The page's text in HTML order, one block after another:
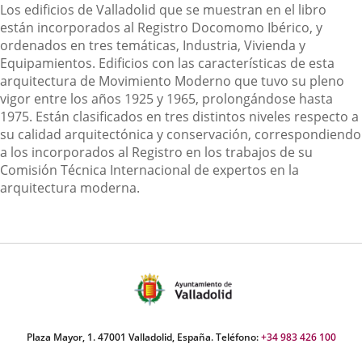
Los edificios de Valladolid que se muestran en el libro
están incorporados al Registro Docomomo Ibérico, y
ordenados en tres temáticas, Industria, Vivienda y
Equipamientos. Edificios con las características de esta
arquitectura de Movimiento Moderno que tuvo su pleno
vigor entre los años 1925 y 1965, prolongándose hasta
1975. Están clasificados en tres distintos niveles respecto a
su calidad arquitectónica y conservación, correspondiendo
a los incorporados al Registro en los trabajos de su
Comisión Técnica Internacional de expertos en la
arquitectura moderna.
Plaza Mayor, 1. 47001 Valladolid, España. Teléfono:+34 983 426 100